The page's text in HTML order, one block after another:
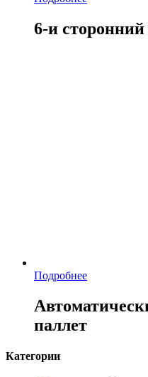
6-и
Подробнее
паллет
Категории